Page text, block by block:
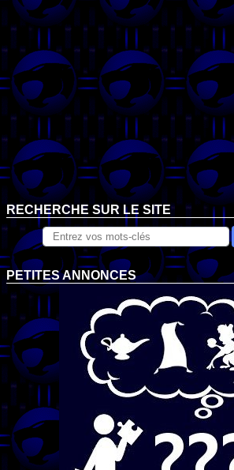
RECHERCHE SUR LE SITE
PETITES ANNONCES